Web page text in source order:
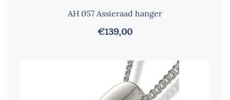
AH 057 Assieraad hanger
€139,00